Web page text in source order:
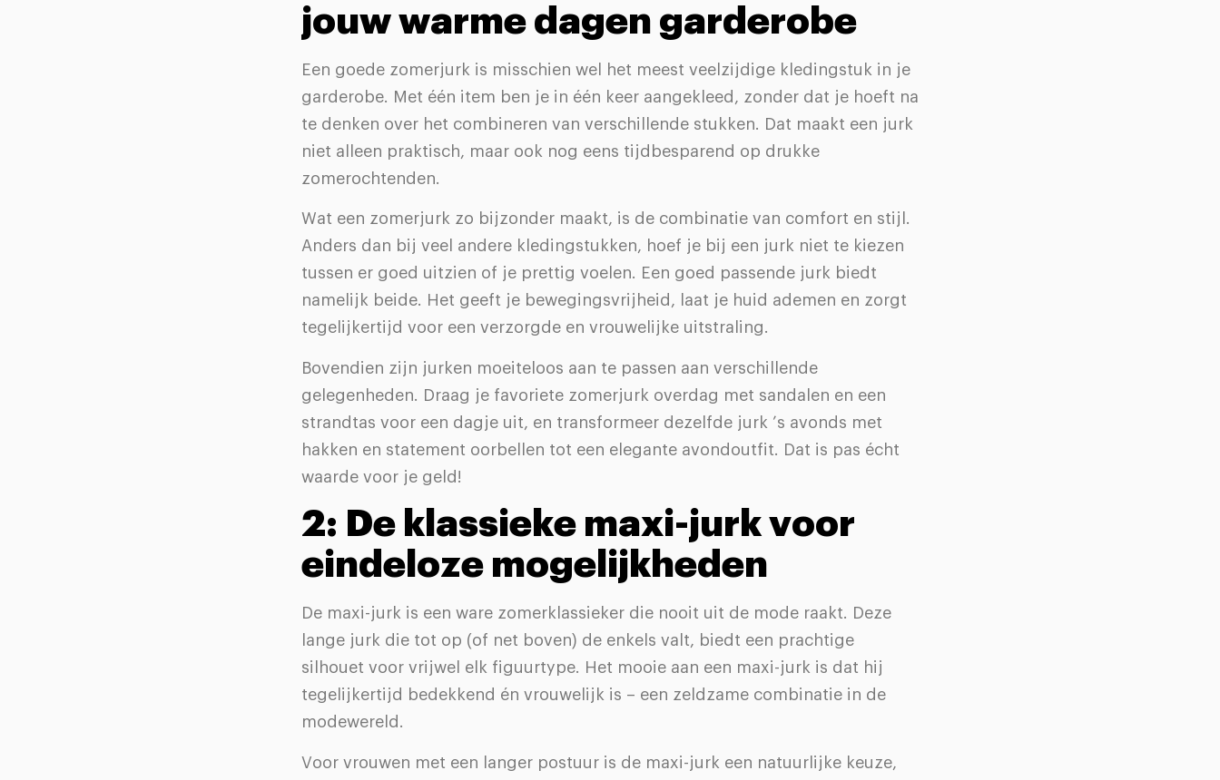
jouw warme dagen garderobe
Een goede zomerjurk is misschien wel het meest veelzijdige kledingstuk in je
garderobe. Met één item ben je in één keer aangekleed, zonder dat je hoeft na
te denken over het combineren van verschillende stukken. Dat maakt een jurk
niet alleen praktisch, maar ook nog eens tijdbesparend op drukke
zomerochtenden.
Wat een zomerjurk zo bijzonder maakt, is de combinatie van comfort en stijl.
Anders dan bij veel andere kledingstukken, hoef je bij een jurk niet te kiezen
tussen er goed uitzien of je prettig voelen. Een goed passende jurk biedt
namelijk beide. Het geeft je bewegingsvrijheid, laat je huid ademen en zorgt
tegelijkertijd voor een verzorgde en vrouwelijke uitstraling.
Bovendien zijn jurken moeiteloos aan te passen aan verschillende
gelegenheden. Draag je favoriete zomerjurk overdag met sandalen en een
strandtas voor een dagje uit, en transformeer dezelfde jurk ’s avonds met
hakken en statement oorbellen tot een elegante avondoutfit. Dat is pas écht
waarde voor je geld!
2: De klassieke maxi-jurk voor
eindeloze mogelijkheden
De maxi-jurk is een ware zomerklassieker die nooit uit de mode raakt. Deze
lange jurk die tot op (of net boven) de enkels valt, biedt een prachtige
silhouet voor vrijwel elk figuurtype. Het mooie aan een maxi-jurk is dat hij
tegelijkertijd bedekkend én vrouwelijk is – een zeldzame combinatie in de
modewereld.
Voor vrouwen met een langer postuur is de maxi-jurk een natuurlijke keuze,